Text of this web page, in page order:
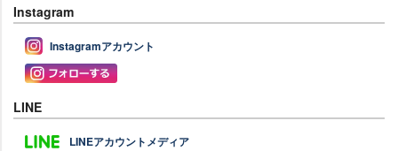
Instagram
Instagramアカウント
LINE
LINEアカウントメディア